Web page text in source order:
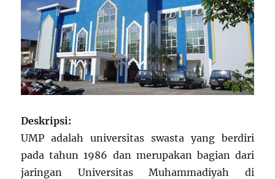
Deskripsi:
UMP adalah universitas swasta yang berdiri
pada tahun 1986 dan merupakan bagian dari
jaringan Universitas Muhammadiyah di